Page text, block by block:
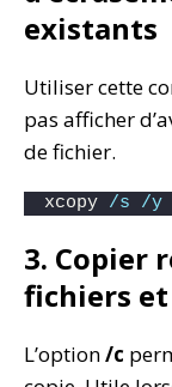
existants
Utiliser cette
pas afficher
de fichier.
xcopy /s /y
3. Copier
fichiers
L’option/c